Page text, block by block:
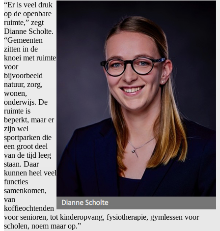
“Er is veel druk
op de openbare
ruimte,” zegt
Dianne Scholte.
“Gemeenten
zitten in de
knoei met ruimte
voor
bijvoorbeeld
natuur, zorg,
wonen,
onderwijs. De
ruimte is
beperkt, maar er
zijn wel
sportparken die
een groot deel
van de tijd leeg
staan. Daar
kunnen heel veel
functies
samenkomen,
van
koffieochtenden
voor senioren, tot kinderopvang, fysiotherapie, gymlessen voor
scholen, noem maar op.”